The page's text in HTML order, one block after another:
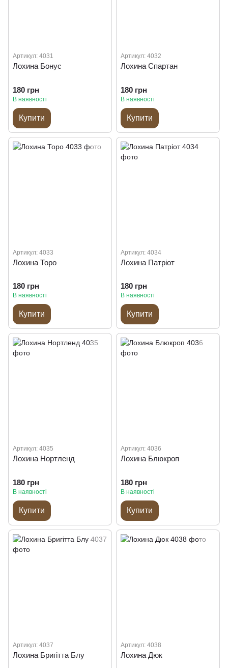
Артикул: 4031
Лохина Бонус
180 грн
В наявності
Купити
Артикул: 4032
Лохина Спартан
180 грн
В наявності
Купити
Артикул: 4033
Лохина Торо
180 грн
В наявності
Купити
Артикул: 4034
Лохина Патріот
180 грн
В наявності
Купити
Артикул: 4035
Лохина Нортленд
180 грн
В наявності
Купити
Артикул: 4036
Лохина Блюкроп
180 грн
В наявності
Купити
Артикул: 4037
Лохина Бригітта Блу
Артикул: 4038
Лохина Дюк